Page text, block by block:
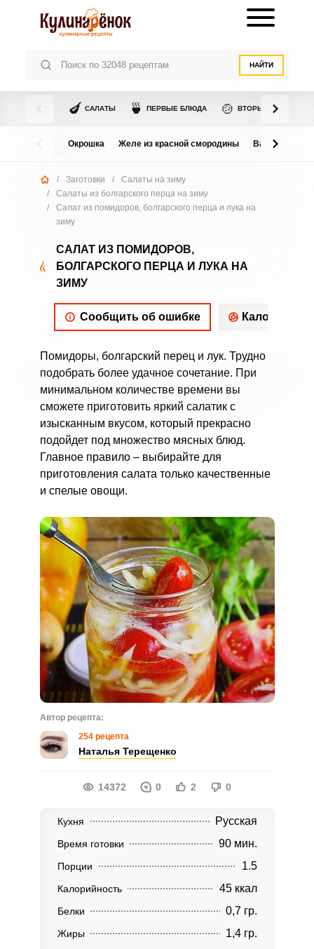
НАЙТИ
🍆 САЛАТЫ 🍵 ПЕРВЫЕ БЛЮДА 🍲 ВТОРЫЕ БЛЮДА
Окрошка Желе из красной смородины Варенье из
/ Заготовки /
Салаты на зиму
/
Салаты из болгарского перца на зиму
/
Салат из помидоров, болгарского перца и лука на
зиму
САЛАТ ИЗ ПОМИДОРОВ,
БОЛГАРСКОГО ПЕРЦА И ЛУКА НА
ЗИМУ
Сообщить об ошибке
Помидоры, болгарский перец и лук. Трудно
подобрать более удачное сочетание. При
минимальном количестве времени вы
сможете приготовить яркий салатик с
изысканным вкусом, который прекрасно
подойдет под множество мясных блюд.
Главное правило – выбирайте для
приготовления салата только качественные
и спелые овощи.
Автор рецепта:
254 рецепта
Наталья Терещенко
14372 0 2 0
Кухня Русская
Время готовки 90 мин.
Порции 1.5
Калорийность 45 ккал
Белки 0,7 гр.
Жиры 1,4 гр.